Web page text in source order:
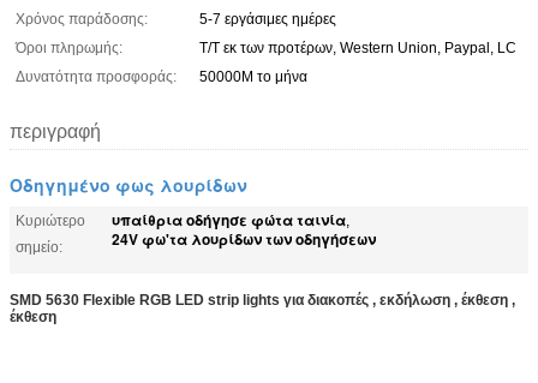
Χρόνος παράδοσης:
5-7 εργάσιμες ημέρες
Όροι πληρωμής:
T/T εκ των προτέρων, Western Union, Paypal, LC
Δυνατότητα προσφοράς:
50000M το μήνα
περιγραφή
Οδηγημένο φως λουρίδων
Κυριώτερο
σημείο:
υπαίθρια οδήγησε φώτα ταινία,
24V φω'τα λουρίδων των οδηγήσεων
SMD 5630 Flexible RGB LED strip lights για διακοπές , εκδήλωση , έκθεση ,
έκθεση